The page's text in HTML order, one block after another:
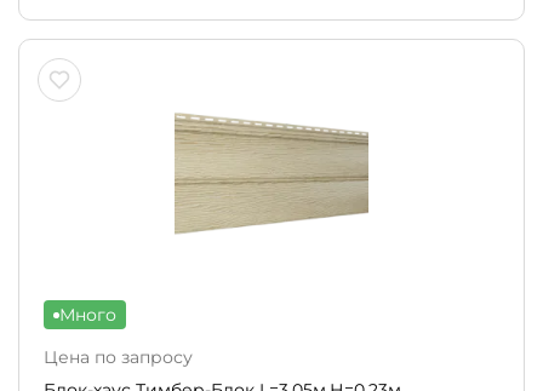
Много
Цена по запросу